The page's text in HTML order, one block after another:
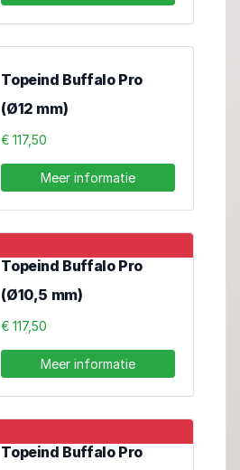
Topeind Buffalo Pro
(Ø12 mm)
€ 117,50
Meer informatie
Topeind Buffalo Pro
(Ø10,5 mm)
€ 117,50
Meer informatie
Topeind Buffalo Pro